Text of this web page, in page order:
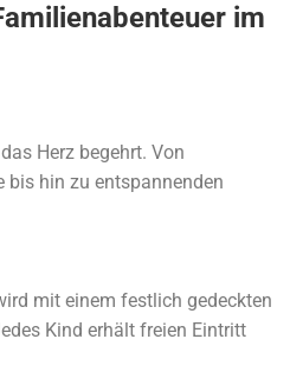
im
Herz begehrt. Von
bis hin zu entspannenden
mit einem festlich gedeckten
Kind erhält freien Eintritt